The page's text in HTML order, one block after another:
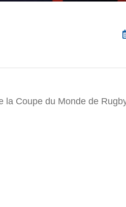
la Coupe du Monde de